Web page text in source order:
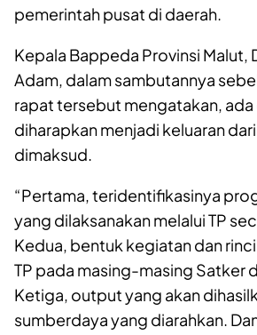
pemerintah pusat di daerah.
Kepala Bappeda Provinsi Malut,
Adam, dalam sambutannya
rapat tersebut mengatakan, ada
diharapkan menjadi keluaran
dimaksud.
“Pertama, teridentifikasinya
yang dilaksanakan melalui TP
Kedua, bentuk kegiatan dan
TP pada masing-masing Satker
Ketiga, output yang akan
sumberdaya yang diarahkan.